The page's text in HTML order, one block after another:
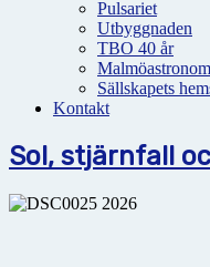
Pulsariet
Utbyggnaden
TBO 40 år
Sällskapets
Kontakt
Sol, stjärnfall